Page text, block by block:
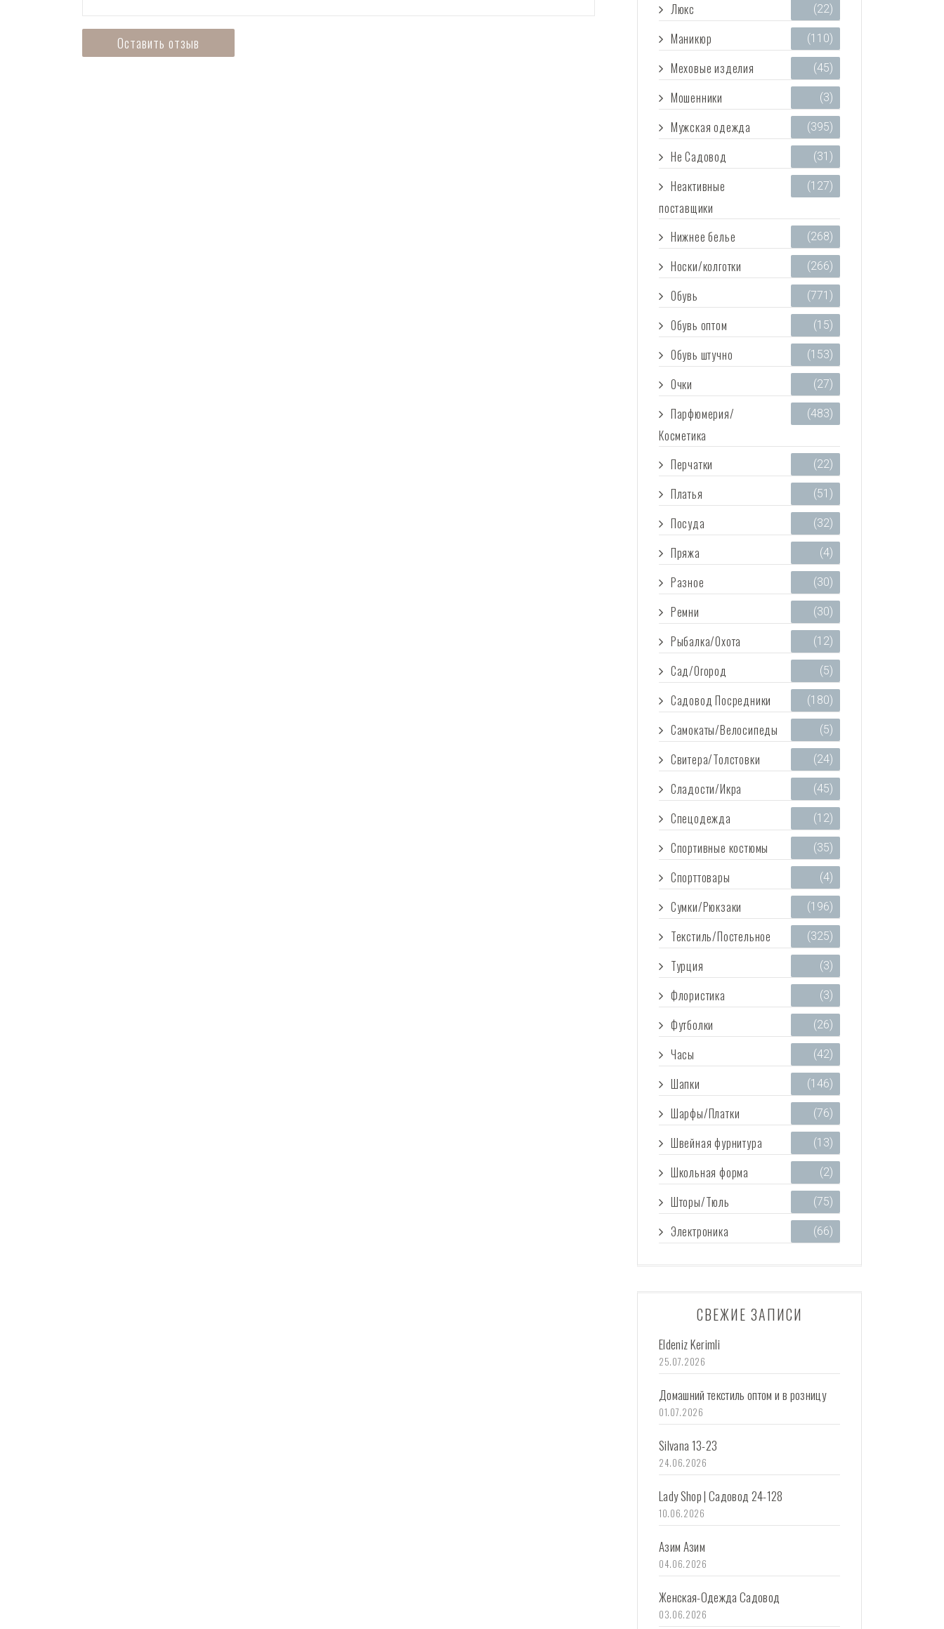
Люкс (22)
Маникюр (110)
Меховые изделия (45)
Мошенники (3)
Мужская одежда (395)
Не Садовод (31)
Неактивные
поставщики
(127)
Нижнее белье (268)
Носки/колготки (266)
Обувь (771)
Обувь оптом (15)
Обувь штучно (153)
Очки (27)
Парфюмерия/
Косметика
(483)
Перчатки (22)
Платья (51)
Посуда (32)
Пряжа (4)
Разное (30)
Ремни (30)
Рыбалка/Охота (12)
Сад/Огород (5)
Садовод Посредники (180)
Самокаты/Велосипеды (5)
Свитера/Толстовки (24)
Сладости/Икра (45)
Спецодежда (12)
Спортивные костюмы (35)
Спорттовары (4)
Сумки/Рюкзаки (196)
Текстиль/Постельное (325)
Турция (3)
Флористика (3)
Футболки (26)
Часы (42)
Шапки (146)
Шарфы/Платки (76)
Швейная фурнитура (13)
Школьная форма (2)
Шторы/Тюль (75)
Электроника (66)
СВЕЖИЕ ЗАПИСИ
Eldeniz Kerimli
25.07.2026
Домашний текстиль оптом и в розницу
01.07.2026
Silvana 13-23
24.06.2026
Lady Shop | Садовод 24-128
10.06.2026
Азим Азим
04.06.2026
Женская-Одежда Садовод
03.06.2026